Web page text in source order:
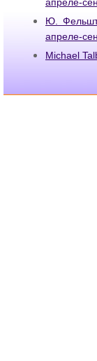
апреле-
Ю.
апреле-
Michael